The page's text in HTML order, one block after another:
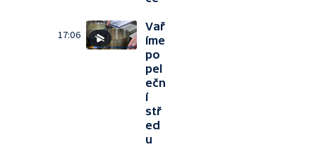
17:06
Vař
íme
po
pel
ečn
í
stř
ed
u